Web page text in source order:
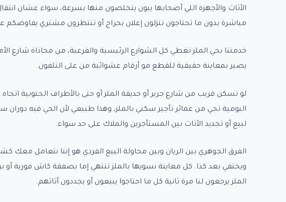
الأثاث والأجهزة اللي أصحابها يبون يتخلصون منها بسرعة، سواء عشان
مباشرة بدون ما تحتاجون تنزلون إعلان بحراج أو تنتظرون مشتري يفاوضكم
خدمتنا بحي الملز تغطي كل الشوارع الرئيسية والفرعية، من محاذاة شارع
يصير بمعاينة حقيقية للقطع مو أرقام عشوائية من على التلفون.
لو تسكن قريب من شارع جرير أو حديقة الملز أو حتى بالأطراف الجنوبية
اليومية تجي من عمائر تأجير سكني بالملز، وهذا طبيعي لأن الحي فيه
لبيع أو تجديد الأثاث بين المستأجرين والملاك على حد سواء.
ويختفي بعد كذا. كل معاينة نسويها بالملز تنتهي إما بصفقة كاش فورية
الملز يرجعون لنا مرة ثانية كل ما احتاجوا يبيعون أو يجددون أثاثهم.